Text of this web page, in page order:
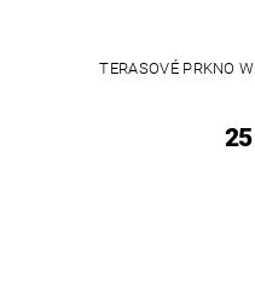
TERASOVÉ PRKNO